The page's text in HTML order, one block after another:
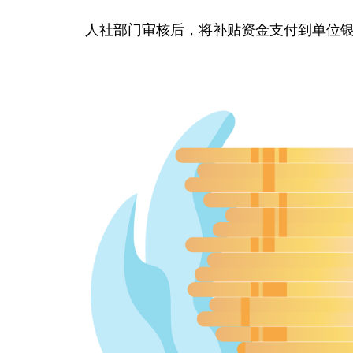
人社部门审核后，将补贴资金支付到单位